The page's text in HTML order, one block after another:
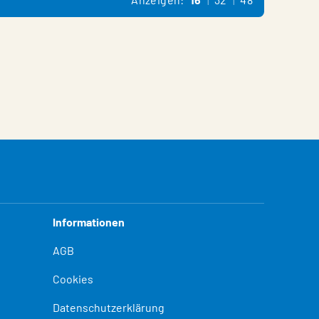
Informationen
AGB
Cookies
Datenschutzerklärung